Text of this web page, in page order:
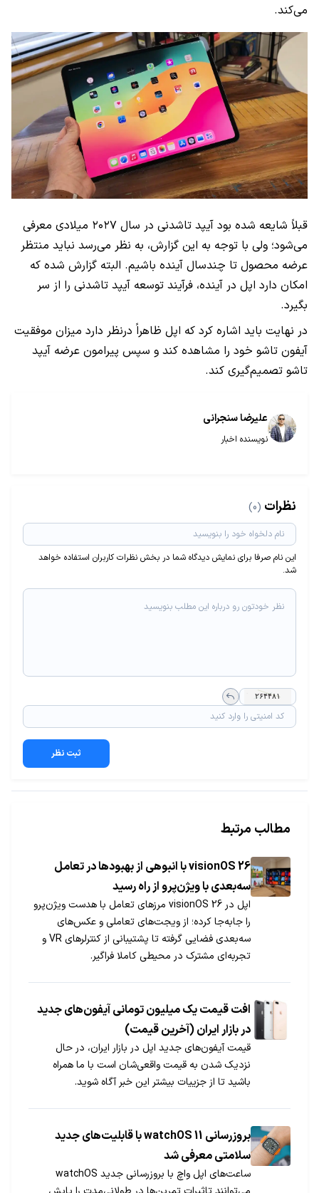
می‌کند.
قبلاً شایعه شده بود آیپد تاشدنی در سال ۲۰۲۷ میلادی معرفی
می‌شود؛ ولی با توجه به این گزارش، به نظر می‌رسد نباید منتظر
عرضه محصول تا چندسال‌ آینده باشیم. البته گزارش شده که
امکان دارد اپل در آینده، فرآیند توسعه آیپد تاشدنی را از سر
بگیرد.
در نهایت باید اشاره کرد که اپل ظاهراً درنظر دارد میزان موفقیت
آيفون تاشو خود را مشاهده کند و سپس پیرامون عرضه آیپد
تاشو تصمیم‌گیری کند.
علیرضا سنجرانی
نویسنده اخبار
نظرات (0)
این نام صرفا برای نمایش دیدگاه شما در بخش نظرات کاربران استفاده خواهد
شد.
ثبت نظر
مطالب مرتبط
visionOS 26 با انبوهی از بهبودها در تعامل
سه‌بعدی با ویژن‌پرو از راه رسید
اپل در visionOS 26 مرزهای تعامل با هدست ویژن‌پرو
را جابه‌جا کرده؛ از ویجت‌های تعاملی و عکس‌های
سه‌بعدی فضایی گرفته تا پشتیبانی از کنترلرهای VR و
تجربه‌ای مشترک در محیطی کاملا فراگیر.
افت قیمت یک میلیون تومانی آیفون‌های جدید
در بازار ایران (آخرین قیمت)
قیمت آیفون‌های جدید اپل در بازار ایران، در حال
نزدیک شدن به قیمت واقعی‌شان است با ما همراه
باشید تا از جزییات بیشتر این خبر آگاه شوید.
بروزرسانی watchOS 11 با قابلیت‌های جدید
سلامتی معرفی شد
ساعت‌های اپل واچ با بروزرسانی جدید watchOS‌